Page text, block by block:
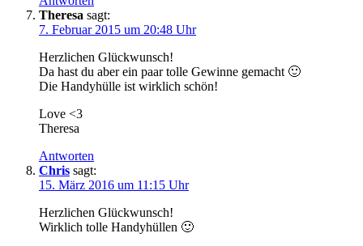
Theresa sagt:
7. Februar 2015 um 20:48 Uhr
Herzlichen Glückwunsch!
Da hast du aber ein paar tolle Gewinne gemacht 🙂
Die Handyhülle ist wirklich schön!
Love <3
Theresa
Antworten
Chris sagt:
15. März 2016 um 11:15 Uhr
Herzlichen Glückwunsch!
Wirklich tolle Handyhüllen 🙂